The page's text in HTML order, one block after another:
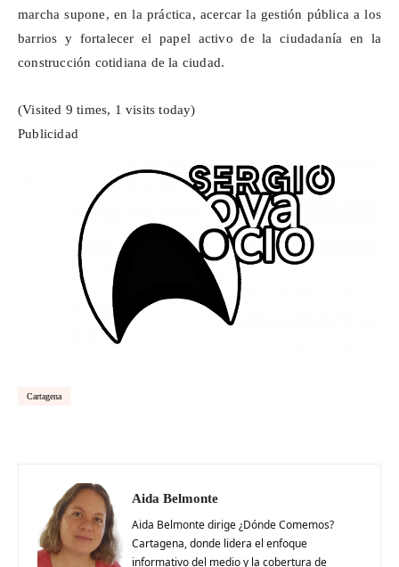
marcha supone, en la práctica, acercar la gestión pública a los
barrios y fortalecer el papel activo de la ciudadanía en la
construcción cotidiana de la ciudad.
(Visited 9 times, 1 visits today)
Publicidad
Cartagena
Aida Belmonte
Aida Belmonte dirige ¿Dónde Comemos?
Cartagena, donde lidera el enfoque
informativo del medio y la cobertura de